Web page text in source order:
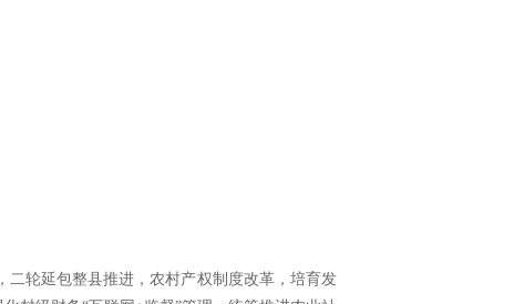
二轮延包整县推进，农村产权制度改革，培育发